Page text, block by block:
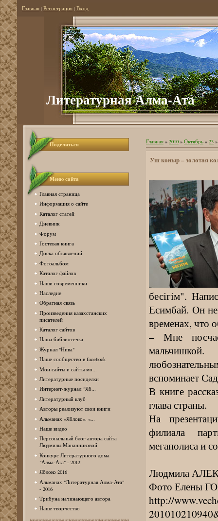
Главная | Регистрация | Вход
Литературная Алма-Ата
Поделиться
Меню сайта
Главная страница
Информация о сайте
Каталог статей
Дневник
Форум
Гостевая книга
Доска объявлений
Фотоальбом
Каталог файлов
Наши современники
Наследие
Обратная связь
Произведения казахстанских
писателей
Каталог сайтов
Наша библиотечка
Журнал "Нива"
Наше сообщество в facebook
Мои сайты и сайты мо...
Литературные посиделки
Интернет-журнал “Яб...
Литературный клуб
Авторы реализуют свои книги
Альманах «Яблоко». «...
Наше видео
Персональный блог автора сайта
Людмилы Мананниковой
Конкурс Литературного дома
"Алма-Ата" - 2012
Яблоко 2016
Альманах "Литературная Алма-Ата"
- 2016
Трибуна начинающего автора
Наше творчество
Главная » 2010 » Октябрь » 23
Уш коныр – золотая
бесiгiм".
Есимбай. Он
временах, что
– Мне
вспоминает
В книге
глава страны.
На
филиала
мегаполиса и
Людмила
Фото Елены
http://